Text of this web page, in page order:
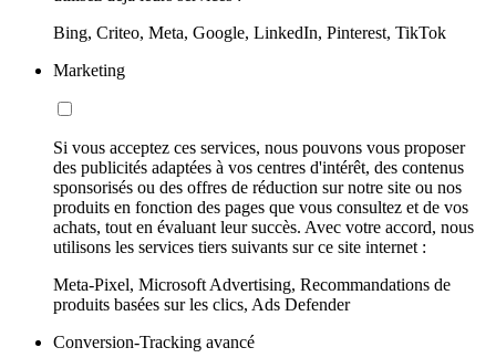
Bing, Criteo, Meta, Google, LinkedIn, Pinterest, TikTok
Marketing
Si vous acceptez ces services, nous pouvons vous proposer
des publicités adaptées à vos centres d'intérêt, des contenus
sponsorisés ou des offres de réduction sur notre site ou nos
produits en fonction des pages que vous consultez et de vos
achats, tout en évaluant leur succès. Avec votre accord, nous
utilisons les services tiers suivants sur ce site internet :
Meta-Pixel, Microsoft Advertising, Recommandations de
produits basées sur les clics, Ads Defender
Conversion-Tracking avancé